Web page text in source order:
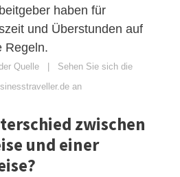
haben für
und Überstunden auf
Regeln.
Quelle | Sehen Sie sich die
an
zwischen
und einer